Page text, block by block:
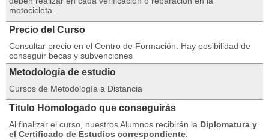
motocicleta.
Precio del Curso
Consultar precio en el Centro de Formación. Hay posibilidad de
conseguir becas y subvenciones
Metodología de estudio
Cursos de Metodología a Distancia
Título Homologado que conseguirás
Al finalizar el curso, nuestros Alumnos recibirán la Diplomatura y
el Certificado de Estudios correspondiente.